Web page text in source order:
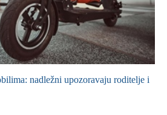
nadležni upozoravaju roditelje i